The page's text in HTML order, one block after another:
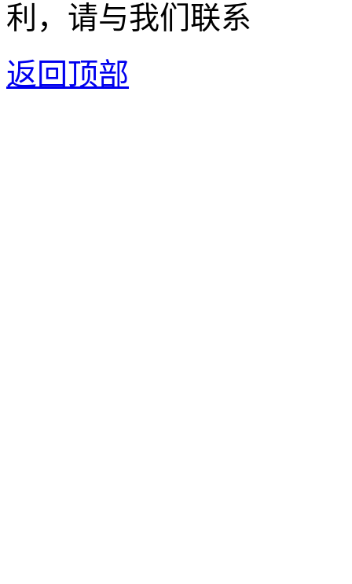
利，请与我们联系
返回顶部